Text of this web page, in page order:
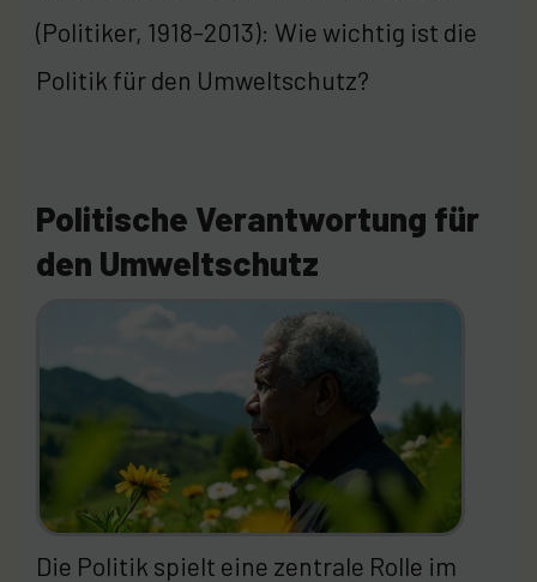
(Politiker, 1918-2013): Wie wichtig ist die
Politik für den Umweltschutz?
Politische Verantwortung für
den Umweltschutz
Die Politik spielt eine zentrale Rolle im